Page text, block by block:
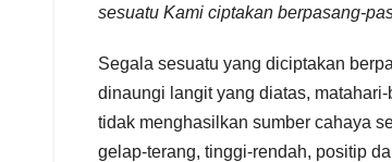
sesuatu Kami ciptakan berpasang-
Segala sesuatu yang diciptakan
dinaungi langit yang diatas,
tidak menghasilkan sumber cahaya
gelap-terang, tinggi-rendah, positip